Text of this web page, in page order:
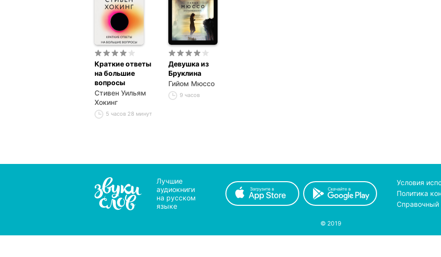
Краткие ответы
на большие
вопросы
Стивен Уильям
Хокинг
5 часов 28 минут
Девушка из
Бруклина
Гийом Мюссо
9 часов
Лучшие
аудиокниги
на русском
языке
Условия
Политика
Справочный
© 2019